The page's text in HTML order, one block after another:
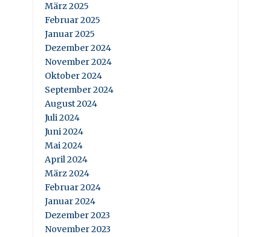
März 2025
Februar 2025
Januar 2025
Dezember 2024
November 2024
Oktober 2024
September 2024
August 2024
Juli 2024
Juni 2024
Mai 2024
April 2024
März 2024
Februar 2024
Januar 2024
Dezember 2023
November 2023